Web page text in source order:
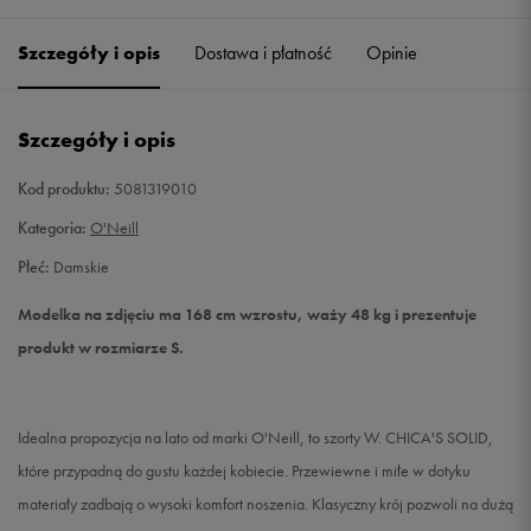
S Powiadom o dostępności
XL
Szczegóły i opis Dostawa i płatność Opinie
Szczegóły i opis
Kod produktu: 5081319010
Kategoria: O'Neill
Płeć: Damskie
Modelka na zdjęciu ma 168 cm wzrostu, waży 48 kg i prezentuje
produkt w rozmiarze S.
Idealna propozycja na lato od marki O'Neill, to szorty W. CHICA'S SOLID,
które przypadną do gustu każdej kobiecie. Przewiewne i miłe w dotyku
materiały zadbają o wysoki komfort noszenia. Klasyczny krój pozwoli na dużą